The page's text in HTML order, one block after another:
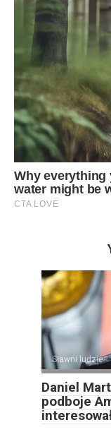
Sławni ludzie
Daniel
podboje